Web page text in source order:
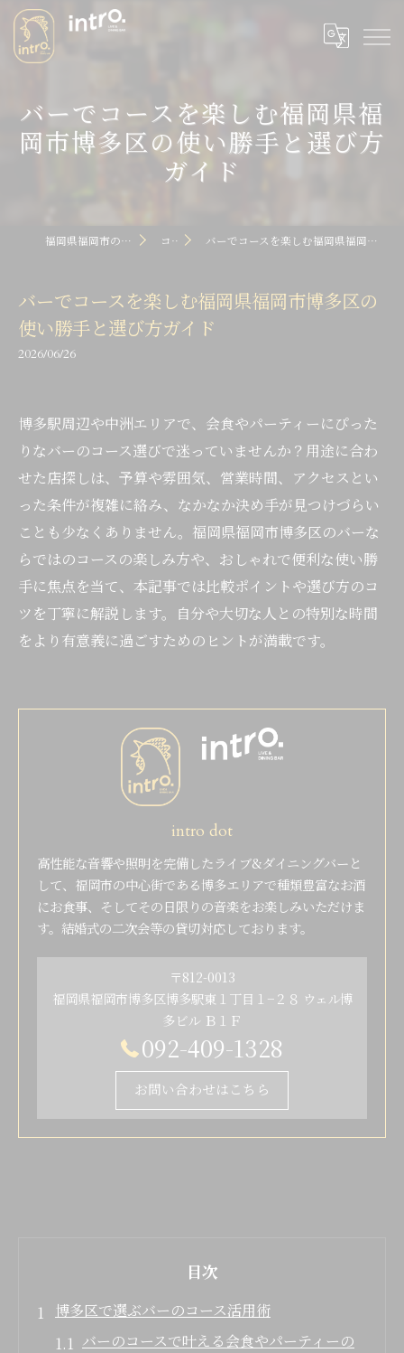
バーでコースを楽しむ福岡県福
岡市博多区の使い勝手と選び方
ガイド
福岡県福岡市のバーならintro dot コラム バーでコースを楽しむ福岡県福岡市博多区の使い勝手と選び方ガイド
バーでコースを楽しむ福岡県福岡市博多区の
使い勝手と選び方ガイド
2026/06/26
博多駅周辺や中洲エリアで、会食やパーティーにぴった
りなバーのコース選びで迷っていませんか？用途に合わ
せた店探しは、予算や雰囲気、営業時間、アクセスとい
った条件が複雑に絡み、なかなか決め手が見つけづらい
ことも少なくありません。福岡県福岡市博多区のバーな
らではのコースの楽しみ方や、おしゃれで便利な使い勝
手に焦点を当て、本記事では比較ポイントや選び方のコ
ツを丁寧に解説します。自分や大切な人との特別な時間
をより有意義に過ごすためのヒントが満載です。
intro dot
高性能な音響や照明を完備したライブ&ダイニングバーと
して、福岡市の中心街である博多エリアで種類豊富なお酒
にお食事、そしてその日限りの音楽をお楽しみいただけま
す。結婚式の二次会等の貸切対応しております。
〒812-0013
福岡県福岡市博多区博多駅東１丁目１−２８ ウェル博
多ビル Ｂ１Ｆ
092-409-1328
お問い合わせはこちら
目次
博多区で選ぶバーのコース活用術
バーのコースで叶える会食やパーティーの